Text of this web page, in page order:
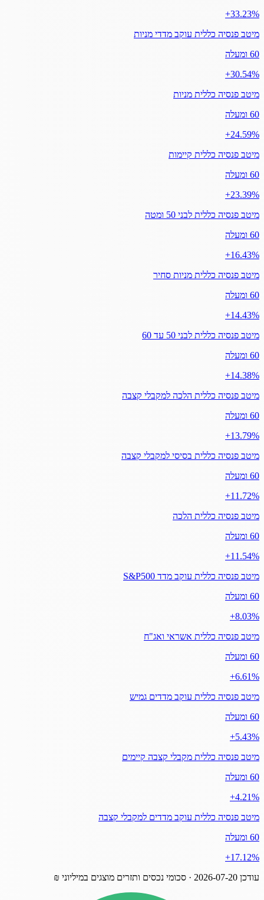
‎+33.23%
מיטב פנסיה כללית עוקב מדדי מניות
60 ומעלה
‎+30.54%
מיטב פנסיה כללית מניות
60 ומעלה
‎+24.59%
מיטב פנסיה כללית קיימות
60 ומעלה
‎+23.39%
מיטב פנסיה כללית לבני 50 ומטה
60 ומעלה
‎+16.43%
מיטב פנסיה כללית מניות סחיר
60 ומעלה
‎+14.43%
מיטב פנסיה כללית לבני 50 עד 60
60 ומעלה
‎+14.38%
מיטב פנסיה כללית הלכה למקבלי קצבה
60 ומעלה
‎+13.79%
מיטב פנסיה כללית בסיסי למקבלי קצבה
60 ומעלה
‎+11.72%
מיטב פנסיה כללית הלכה
60 ומעלה
‎+11.54%
מיטב פנסיה כללית עוקב מדד S&P500
60 ומעלה
‎+8.03%
מיטב פנסיה כללית אשראי ואג"ח
60 ומעלה
‎+6.61%
מיטב פנסיה כללית עוקב מדדים גמיש
60 ומעלה
‎+5.43%
מיטב פנסיה כללית מקבלי קצבה קיימים
60 ומעלה
‎+4.21%
מיטב פנסיה כללית עוקב מדדים למקבלי קצבה
60 ומעלה
‎+17.12%
עודכן 2026-07-20 · סכומי נכסים ותזרים מוצגים במיליוני ₪